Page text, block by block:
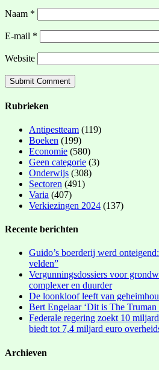
Naam *
E-mail *
Website
Rubrieken
Antipestteam (119)
Boeken (199)
Economie (580)
Geen categorie (3)
Onderwijs (308)
Sectoren (491)
Varia (407)
Verkiezingen 2024 (137)
Recente berichten
Guido’s boerderij werd
velden”
Vergunningsdossiers voor
complexer en duurder
De loonkloof leeft van
Bert Engelaar ‘Dit is The
Federale regering zoekt 10
biedt tot 7,4 miljard euro
Archieven